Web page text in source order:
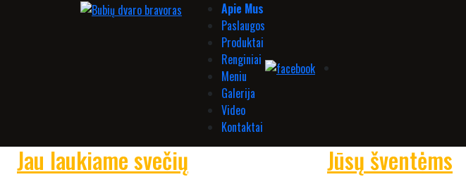
Apie Mus
Paslaugos
Produktai
Renginiai
Meniu
Galerija
Video
Kontaktai
Jau laukiame svečių Jūsų šventėms